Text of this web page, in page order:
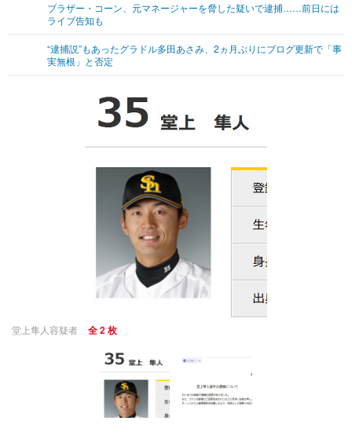
グラビア
ショッピング その他
その他
ブラザー・コーン、元マネージャーを脅した疑いで逮捕……前日には
ライブ告知も
“逮捕説”もあったグラドル多田あさみ、2ヵ月ぶりにブログ更新で「事
実無根」と否定
堂上隼人容疑者 全 2 枚